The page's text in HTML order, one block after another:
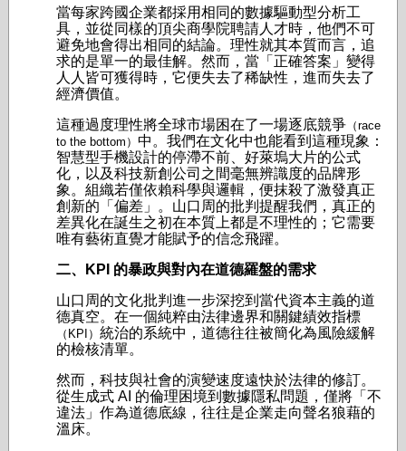
當每家跨國企業都採用相同的數據驅動型分析工
具，並從同樣的頂尖商學院聘請人才時，他們不可
避免地會得出相同的結論。理性就其本質而言，追
求的是單一的最佳解。然而，當「正確答案」變得
人人皆可獲得時，它便失去了稀缺性，進而失去了
經濟價值。
這種過度理性將全球市場困在了一場逐底競爭 （race
to the bottom） 中。我們在文化中也能看到這種現象：
智慧型手機設計的停滯不前、好萊塢大片的公式
化，以及科技新創公司之間毫無辨識度的品牌形
象。組織若僅依賴科學與邏輯，便抹殺了激發真正
創新的「偏差」。山口周的批判提醒我們，真正的
差異化在誕生之初在本質上都是不理性的；它需要
唯有藝術直覺才能賦予的信念飛躍。
二、KPI 的暴政與對內在道德羅盤的需求
山口周的文化批判進一步深挖到當代資本主義的道
德真空。在一個純粹由法律邊界和關鍵績效指標
（KPI） 統治的系統中，道德往往被簡化為風險緩解
的檢核清單。
然而，科技與社會的演變速度遠快於法律的修訂。
從生成式 AI 的倫理困境到數據隱私問題，僅將「不
違法」作為道德底線，往往是企業走向聲名狼藉的
溫床。